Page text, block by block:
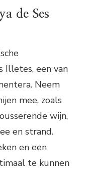
de Ses
Illetes, een van
Neem
mee, zoals
wijn,
en strand.
en een
te kunnen